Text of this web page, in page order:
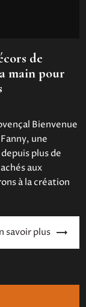
de
main pour
Bienvenue
une
plus de
aux
à la création
savoir plus